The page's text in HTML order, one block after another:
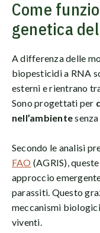
Come
genetica
A differenza delle
biopesticidi a RNA
esterni e rientrano
Sono progettati per
nell’ambiente
Secondo le analisi
FAO (AGRIS),
approccio
parassiti. Questo
meccanismi
viventi.